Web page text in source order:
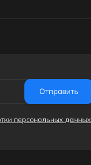
Отправить
персональных данных